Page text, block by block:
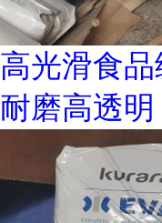
高光滑食
耐磨高透